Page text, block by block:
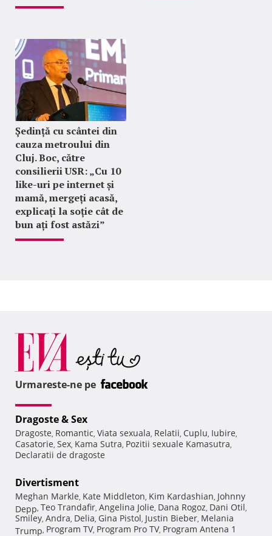
Ședință cu scântei din
cauza metroului din
Cluj. Boc, către
consilierii USR: „Cu 10
like-uri pe internet și
mamă, mergeți acasă,
explicați la soție cât de
bun ați fost astăzi”
Urmareste-ne pe
Dragoste & Sex
Dragoste, Romantic, Viata sexuala, Relatii, Cuplu, Iubire,
Casatorie, Sex, Kama Sutra, Pozitii sexuale Kamasutra,
Declaratii de dragoste
Divertisment
Meghan Markle, Kate Middleton, Kim Kardashian, Johnny
Depp, Teo Trandafir, Angelina Jolie, Dana Rogoz, Dani Otil,
Smiley, Andra, Delia, Gina Pistol, Justin Bieber, Melania
Trump, Program TV, Program Pro TV, Program Antena 1